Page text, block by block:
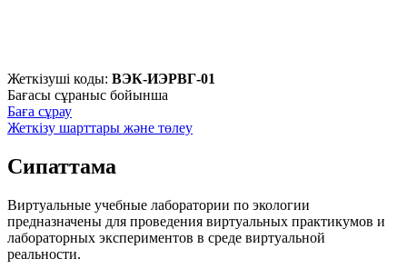
Жеткізуші коды: ВЭК-ИЭРВГ-01
Бағасы сұраныс бойынша
Баға сұрау
Жеткізу шарттары және төлеу
Сипаттама
Виртуальные учебные лаборатории по экологии
предназначены для проведения виртуальных практикумов и
лабораторных экспериментов в среде виртуальной
реальности.